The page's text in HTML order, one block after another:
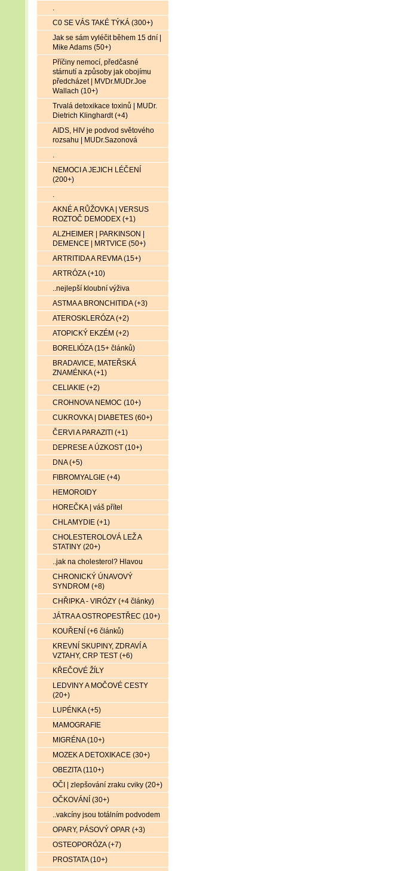
.
C0 SE VÁS TAKÉ TÝKÁ (300+)
Jak se sám vyléčit během 15 dní |
Mike Adams (50+)
Příčiny nemocí, předčasné
stárnutí a způsoby jak obojímu
předcházet | MVDr.MUDr.Joe
Wallach (10+)
Trvalá detoxikace toxinů | MUDr.
Dietrich Klinghardt (+4)
AIDS, HIV je podvod světového
rozsahu | MUDr.Sazonová
.
NEMOCI A JEJICH LÉČENÍ
(200+)
.
AKNÉ A RŮŽOVKA | VERSUS
ROZTOČ DEMODEX (+1)
ALZHEIMER | PARKINSON |
DEMENCE | MRTVICE (50+)
ARTRITIDA A REVMA (15+)
ARTRÓZA (+10)
..nejlepší kloubní výživa
ASTMA A BRONCHITIDA (+3)
ATEROSKLERÓZA (+2)
ATOPICKÝ EKZÉM (+2)
BORELIÓZA (15+ článků)
BRADAVICE, MATEŘSKÁ
ZNAMÉNKA (+1)
CELIAKIE (+2)
CROHNOVA NEMOC (10+)
CUKROVKA | DIABETES (60+)
ČERVI A PARAZITI (+1)
DEPRESE A ÚZKOST (10+)
DNA (+5)
FIBROMYALGIE (+4)
HEMOROIDY
HOREČKA | váš přítel
CHLAMYDIE (+1)
CHOLESTEROLOVÁ LEŽ A
STATINY (20+)
..jak na cholesterol? Hlavou
CHRONICKÝ ÚNAVOVÝ
SYNDROM (+8)
CHŘIPKA - VIRÓZY (+4 články)
JÁTRA A OSTROPESTŘEC (10+)
KOUŘENÍ (+6 článků)
KREVNÍ SKUPINY, ZDRAVÍ A
VZTAHY, CRP TEST (+6)
KŘEČOVÉ ŽÍLY
LEDVINY A MOČOVÉ CESTY
(20+)
LUPÉNKA (+5)
MAMOGRAFIE
MIGRÉNA (10+)
MOZEK A DETOXIKACE (30+)
OBEZITA (110+)
OČI | zlepšování zraku cviky (20+)
OČKOVÁNÍ (30+)
..vakcíny jsou totálním podvodem
OPARY, PÁSOVÝ OPAR (+3)
OSTEOPORÓZA (+7)
PROSTATA (10+)